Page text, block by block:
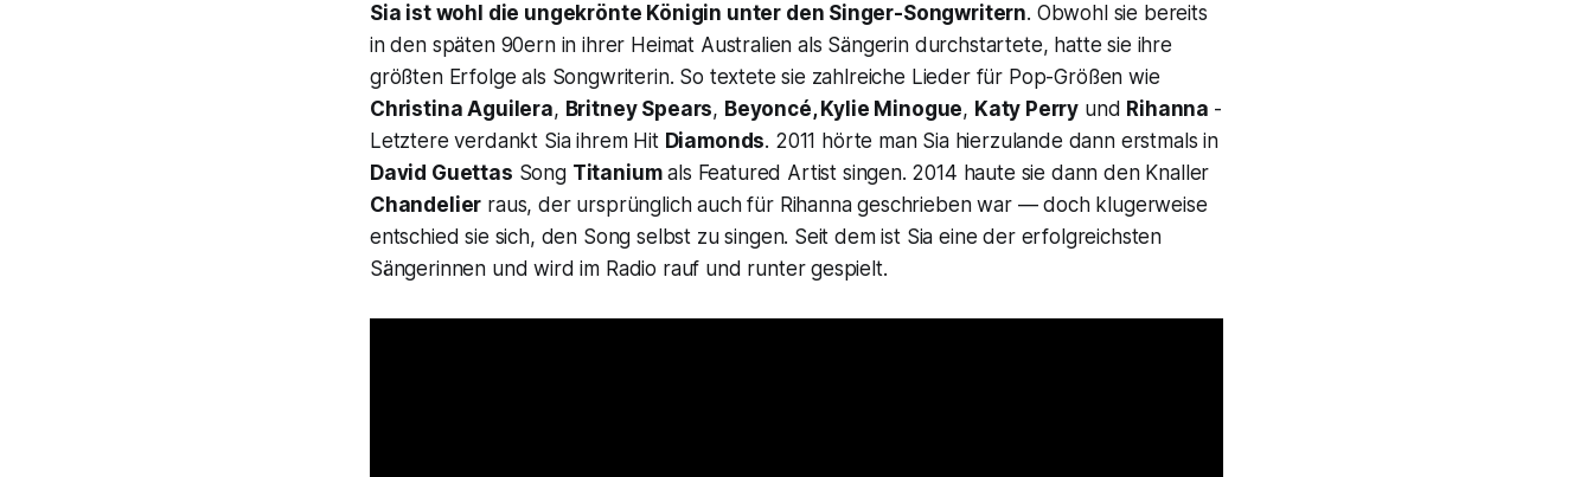
Sia ist wohl die ungekrönte Königin unter den Singer-Songwritern. Obwohl sie bereits
in den späten 90ern in ihrer Heimat Australien als Sängerin durchstartete, hatte sie ihre
größten Erfolge als Songwriterin. So textete sie zahlreiche Lieder für Pop-Größen wie
Christina Aguilera, Britney Spears, Beyoncé, Kylie Minogue, Katy Perry und Rihanna -
Letztere verdankt Sia ihrem Hit Diamonds. 2011 hörte man Sia hierzulande dann erstmals in
David Guettas Song Titaniumals Featured Artist singen. 2014 haute sie dann den Knaller
Chandelier raus, der ursprünglich auch für Rihanna geschrieben war — doch klugerweise
entschied sie sich, den Song selbst zu singen. Seit dem ist Sia eine der erfolgreichsten
Sängerinnen und wird im Radio rauf und runter gespielt.